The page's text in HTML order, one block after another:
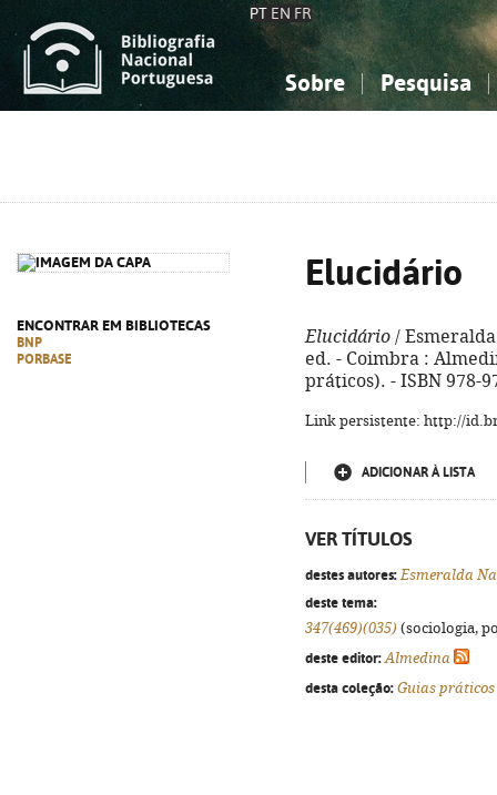
PT EN FR
Sobre Pesquisa
ENCONTRAR EM BIBLIOTECAS
BNP
PORBASE
Elucidário
Elucidário /
ed. - Coimbra :
práticos). - ISBN 978-
Link persistente: http://
ADICIONAR À LISTA
VER TÍTULOS
destes autores: Esmeralda
deste tema:
347(469)(035) (sociologia,
deste editor: Almedina
desta coleção: Guias práticos